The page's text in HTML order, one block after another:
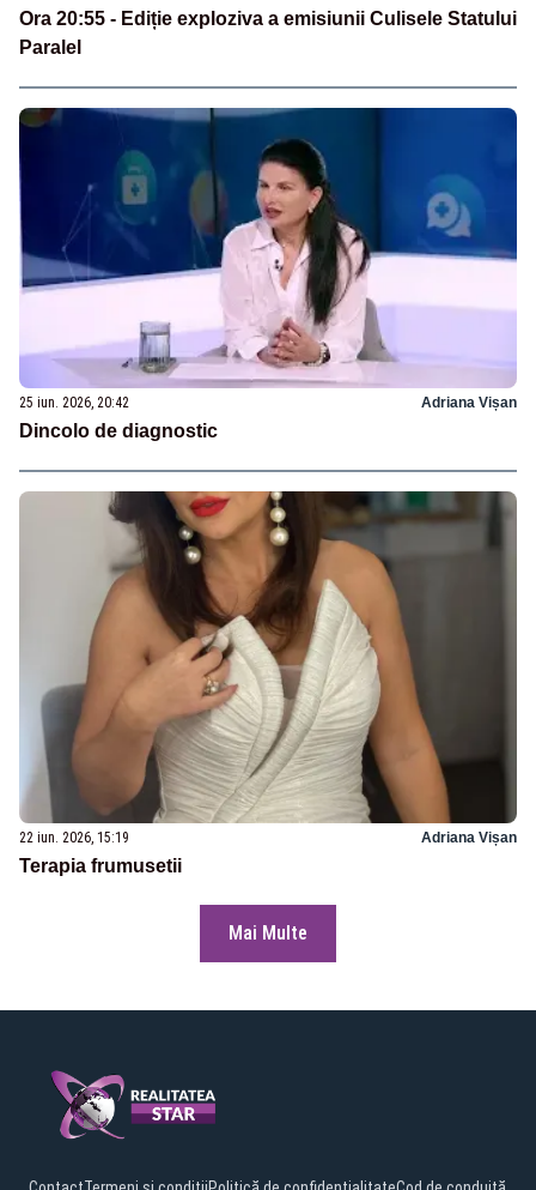
Ora 20:55 - Ediție exploziva a emisiunii Culisele Statului
Paralel
25 iun. 2026, 20:42 Adriana Vișan
Dincolo de diagnostic
22 iun. 2026, 15:19 Adriana Vișan
Terapia frumusetii
Mai Multe